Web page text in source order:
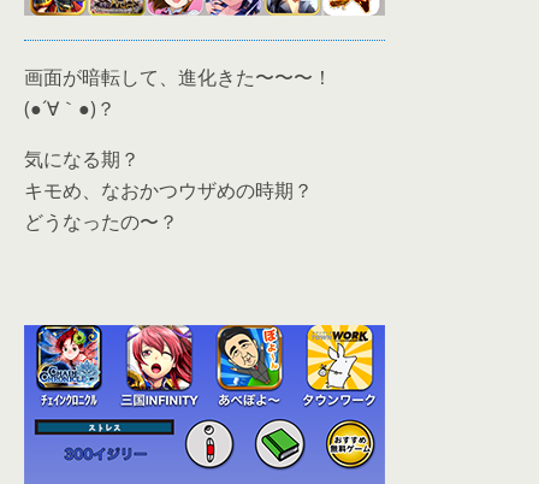
画面が暗転して、進化きた〜〜〜！
(●´∀｀●)？
気になる期？
キモめ、なおかつウザめの時期？
どうなったの〜？